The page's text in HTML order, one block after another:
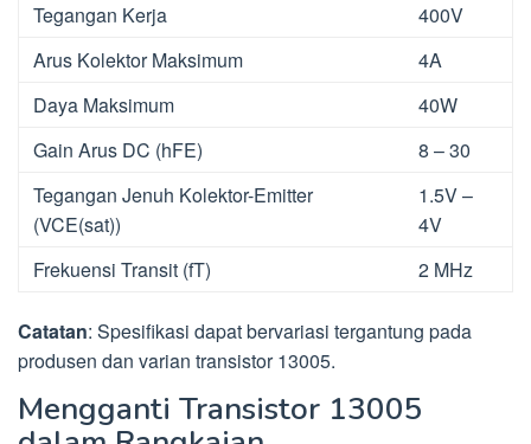
Tegangan Kerja
400V
Arus Kolektor Maksimum
4A
Daya Maksimum
40W
Gain Arus DC (hFE)
8 – 30
Tegangan Jenuh Kolektor-Emitter
(VCE(sat))
1.5V –
4V
Frekuensi Transit (fT)
2 MHz
Catatan: Spesifikasi dapat bervariasi tergantung pada
produsen dan varian transistor 13005.
Mengganti Transistor 13005